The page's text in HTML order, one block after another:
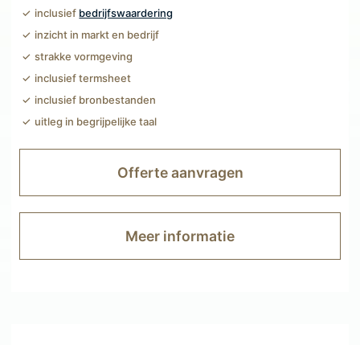
inclusief bedrijfswaardering
inzicht in markt en bedrijf
strakke vormgeving
inclusief termsheet
inclusief bronbestanden
uitleg in begrijpelijke taal
Offerte aanvragen
Meer informatie